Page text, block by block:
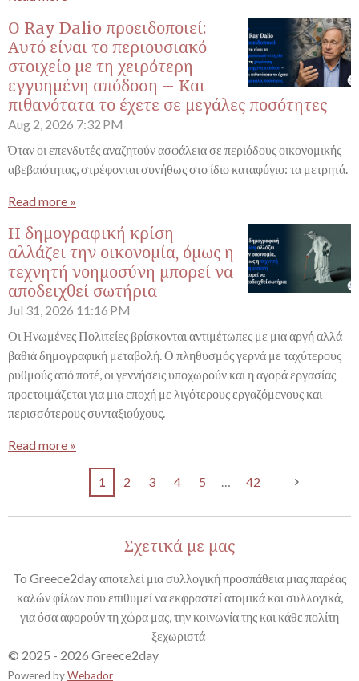
Ο Ray Dalio προειδοποιεί:
Αυτό είναι το περιουσιακό
στοιχείο με τη χειρότερη
εγγυημένη απόδοση – Και
πιθανότατα το έχετε σε μεγάλες ποσότητες
Aug 2, 2026 7:32 PM
Όταν οι επενδυτές αναζητούν ασφάλεια σε περιόδους οικονομικής
αβεβαιότητας, στρέφονται συνήθως στο ίδιο καταφύγιο: τα μετρητά.
Read more »
Η δημογραφική κρίση
αλλάζει την οικονομία, όμως η
τεχνητή νοημοσύνη μπορεί να
αποδειχθεί σωτήρια
Jul 31, 2026 11:16 PM
Οι Ηνωμένες Πολιτείες βρίσκονται αντιμέτωπες με μια αργή αλλά
βαθιά δημογραφική μεταβολή. Ο πληθυσμός γερνά με ταχύτερους
ρυθμούς από ποτέ, οι γεννήσεις υποχωρούν και η αγορά εργασίας
προετοιμάζεται για μια εποχή με λιγότερους εργαζόμενους και
περισσότερους συνταξιούχους.
Read more »
1 2 3 4 5 42
Σχετικά με μας
To Greece2day αποτελεί μια συλλογική προσπάθεια μιας παρέας
καλών φίλων που επιθυμεί να εκφραστεί ατομικά και συλλογικά,
για όσα αφορούν τη χώρα μας, την κοινωνία της και κάθε πολίτη
ξεχωριστά
© 2025 - 2026 Greece2day
Powered byWebador